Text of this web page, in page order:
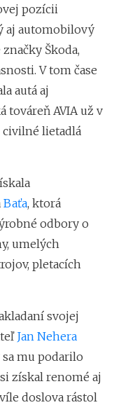
pozícii
aj automobilový
Škoda,
V tom čase
autá aj
továreň AVIA už v
civilné lietadlá
Baťa, ktorá
odbory o
umelých
pletacích
svojej
Jan Nehera
sa mu podarilo
získal renomé aj
doslova rástol